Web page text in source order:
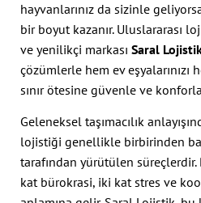
hayvanlarınız da sizinle
bir boyut kazanır. Uluslararası
ve yenilikçi markası Saral
çözümlerle hem ev eşyalarınızı
sınır ötesine güvenle ve
Geleneksel taşımacılık
lojistiği genellikle birbirinden
tarafından yürütülen
kat bürokrasi, iki kat stres ve